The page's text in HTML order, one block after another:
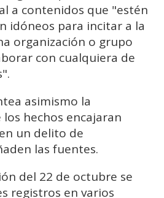
a contenidos que "estén
idóneos para incitar a la
organización o grupo
con cualquiera de
asimismo la
hechos encajaran
un delito de
las fuentes.
del 22 de octubre se
registros en varios